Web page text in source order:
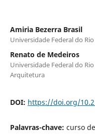
Amiria Bezerra Brasil
Universidade Federal do
Renato de Medeiros
Universidade Federal do
Arquitetura
DOI: https://doi.org/
Palavras-chave: curso